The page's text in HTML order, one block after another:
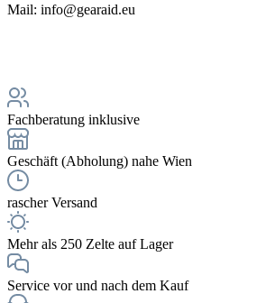
Mail: info@gearaid.eu
Fachberatung inklusive
Geschäft (Abholung) nahe Wien
rascher Versand
Mehr als 250 Zelte auf Lager
Service vor und nach dem Kauf